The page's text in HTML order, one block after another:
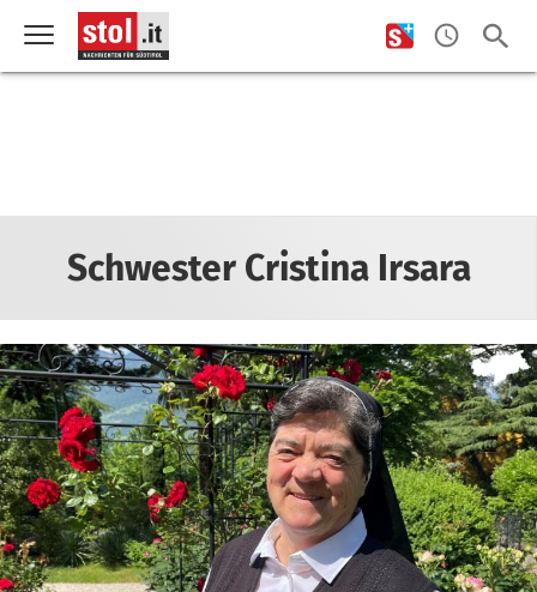
Schwester Cristina Irsara